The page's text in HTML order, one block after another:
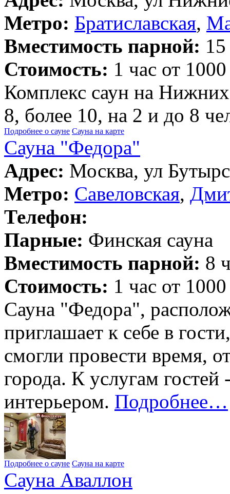
Метро: Братиславская,
Вместимость парной:
Стоимость: 1 час от
Комплекс саун на
8, более 10, на 2 и до 8
Подробнее о сауне Сауна на карте
Сауна "Федора"
Адрес: Москва, ул
Метро: Савеловская,
Телефон:
Парные: Финская сауна
Вместимость парной: 8
Стоимость: 1 час от
Сауна "Федора",
приглашает к себе в
смогли провести время,
города. К услугам
интерьером. Подробнее…
Подробнее о сауне Сауна на карте
Сауна Аваллон